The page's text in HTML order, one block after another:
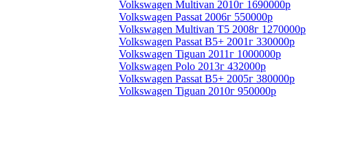
Volkswagen Multivan 2010г 1690000р
Volkswagen Passat 2006г 550000р
Volkswagen Multivan T5 2008г 1270000р
Volkswagen Passat B5+ 2001г 330000р
Volkswagen Tiguan 2011г 1000000р
Volkswagen Polo 2013г 432000р
Volkswagen Passat B5+ 2005г 380000р
Volkswagen Tiguan 2010г 950000р